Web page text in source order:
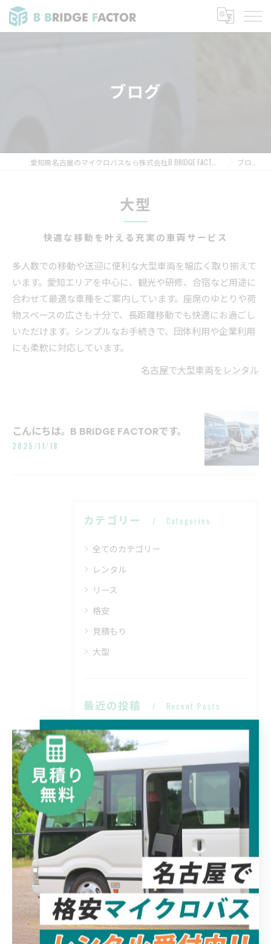
ブログ
ブログ
大型
快適な移動を叶える充実の車両サービス
多人数での移動や送迎に便利な大型車両を幅広く取り揃えて
います。愛知エリアを中心に、観光や研修、合宿など用途に
合わせて最適な車種をご案内しています。座席のゆとりや荷
物スペースの広さも十分で、長距離移動でも快適にお過ごし
いただけます。シンプルなお手続きで、団体利用や企業利用
にも柔軟に対応しています。
名古屋で大型車両をレンタル
こんにちは。B BRIDGE FACTORです。
2025/11/18
カテゴリー Categories
全てのカテゴリー
レンタル
リース
格安
見積もり
大型
最近の投稿 Recent Posts
#
2025/11/18
当社の製品は、多機能でありながらシンプルな価格設定で、お客様...
2025/11/18
こんにちは。B BRIDGE FACTORです。